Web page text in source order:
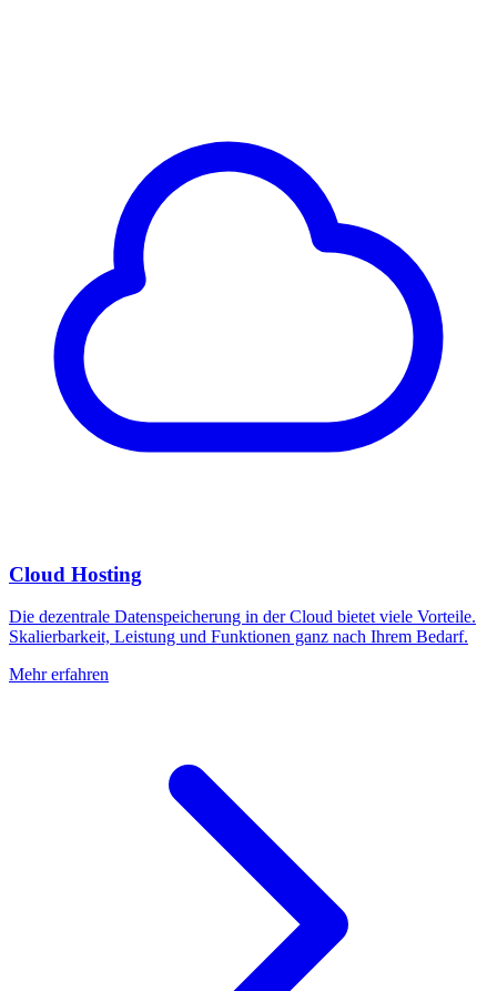
Cloud Hosting
Die dezentrale Datenspeicherung in der Cloud bietet viele Vorteile.
Skalierbarkeit, Leistung und Funktionen ganz nach Ihrem Bedarf.
Mehr erfahren